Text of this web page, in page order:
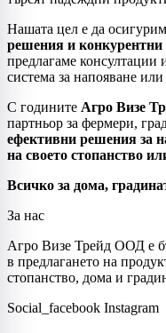
Нашата цел е да осигурим
решения и конкурентни
предлагаме консултации
система за напояване или
С годините Агро Визе
партньор за фермери,
ефективни решения за
на своето стопанство
Всичко за дома,
За нас
Агро Визе Трейд ООД е
в предлагането на
стопанство, дома и
Social_facebook Instagram